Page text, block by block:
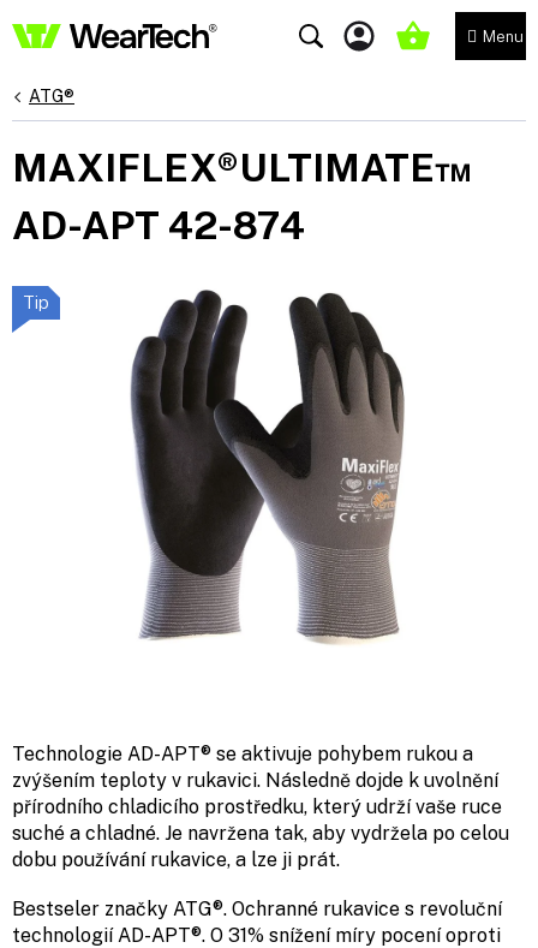
na
NÁKUPNÍ
ATG®
MAXIFLEX®ULTIMATE™
AD-APT 42-874
Tip
Technologie AD-APT® se aktivuje pohybem rukou a
zvýšením teploty v rukavici. Následně dojde k uvolnění
přírodního chladicího prostředku, který udrží vaše ruce
suché a chladné. Je navržena tak, aby vydržela po celou
dobu používání rukavice, a lze ji prát.
Bestseler značky ATG®. Ochranné rukavice s revoluční
technologií AD-APT®. O 31% snížení míry pocení oproti